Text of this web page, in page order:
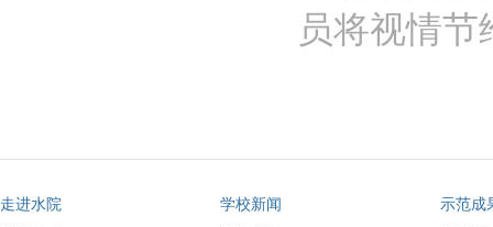
员将视情
走进水院
学校新闻
示范成